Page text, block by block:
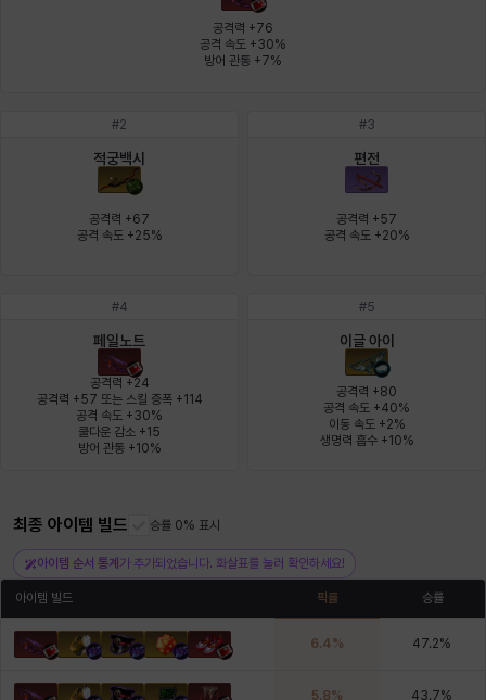
이안 재키
크레이버 타지아
펠릭스 피올로
헤이즈 헨리 현우
공격력 +76
공격 속도 +30%
방어 관통 +7%
#2
적궁백시
공격력 +67
공격 속도 +25%
#3
편전
공격력 +57
공격 속도 +20%
#4
페일노트
공격력 +24
공격력 +57 또는 스킬 증폭 +114
공격 속도 +30%
쿨다운 감소 +15
방어 관통 +10%
#5
이글 아이
공격력 +80
공격 속도 +40%
이동 속도 +2%
생명력 흡수 +10%
최종 아이템 빌드 승률 0% 표시
아이템 순서 통계 가 추가되었습니다. 화살표를 눌러 확인하세요!
아이템 빌드 픽률 승률
6.4% 47.2%
5.8% 43.7%